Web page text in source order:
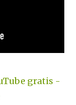
gratis -